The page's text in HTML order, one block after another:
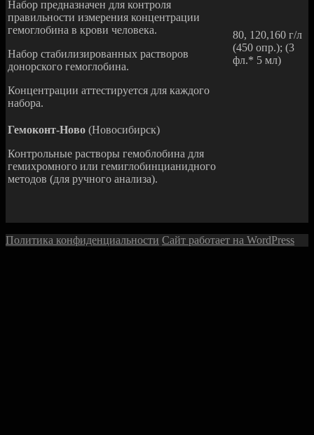
Набор предназначен для контроля
правильности измерения концентрации
гемоглобина в крови человека.
Набор стабилизированных растворов
донорского гемоглобина.
Концентрации аттестируется для каждого
набора.
80, 120,160 г/л
(450 опр.); (3
фл.* 5 мл)
Гемоконт-Ново (Новосибирск)
Контрольные растворы гемоблобина для
гемихромного или гемиглобинцианидного
методов (для ручного анализа).
Политика конфиденциальности Сайт работает на WordPress